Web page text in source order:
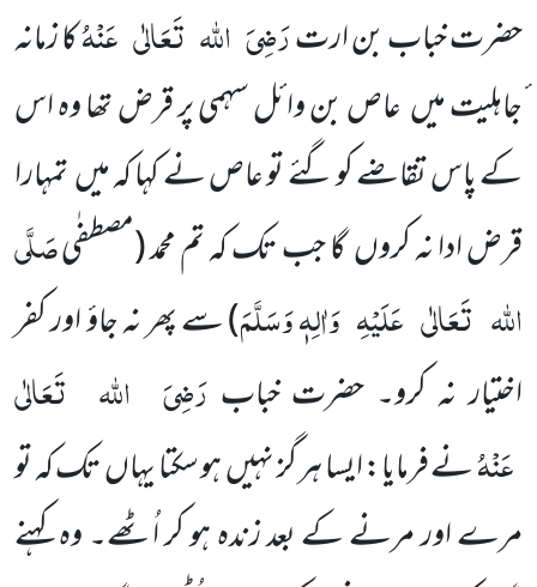
حضرت خباب بن ارترَضِیَ اللہ تَعَالٰی عَنْہُکا زمانہ
ٔجاہلیت میں عاص بن وائل سہمی پر قرض تھا وہ اس
کے پاس تقاضے کو گئے تو عاص نے کہا کہ میں تمہارا
قرض ادا نہ کروں گا جب تک کہ تم محمد (مصطفٰیصَلَّی
اللہ تَعَالٰی عَلَیْہِ وَاٰلِہٖ وَسَلَّمَ) سے پھر نہ جاؤ اور کفر
اختیار نہ کرو۔ حضرت خباب رَضِیَ اللہ تَعَالٰی
عَنْہُنے فرمایا: ایسا ہر گز نہیں ہو سکتا یہاں تک کہ تو
مرے اور مرنے کے بعد زندہ ہو کر اُٹھے۔ وہ کہنے